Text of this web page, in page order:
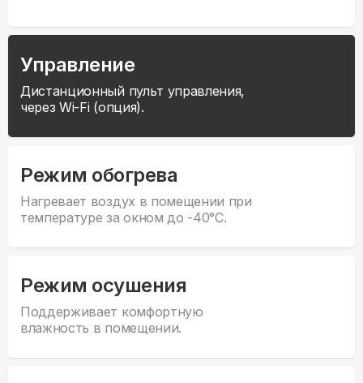
Управление
Дистанционный пульт управления,
через Wi-Fi (опция).
Режим обогрева
Нагревает воздух в помещении при
температуре за окном до -40°С.
Режим осушения
Поддерживает комфортную
влажность в помещении.